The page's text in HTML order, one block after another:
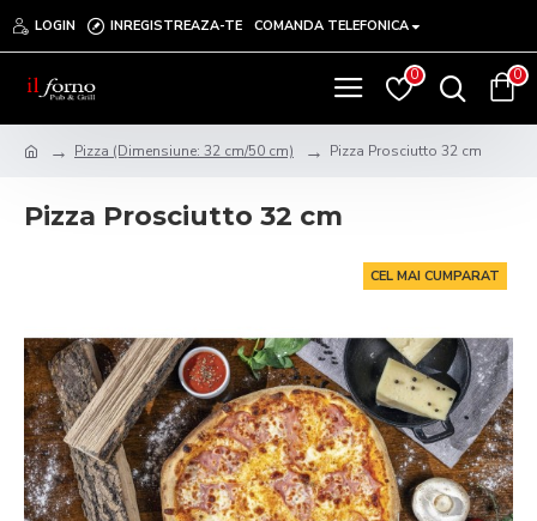
LOGIN INREGISTREAZA-TE COMANDA TELEFONICA
0 0
Pizza (Dimensiune: 32 cm/50 cm) Pizza Prosciutto 32 cm
Pizza Prosciutto 32 cm
CEL MAI CUMPARAT